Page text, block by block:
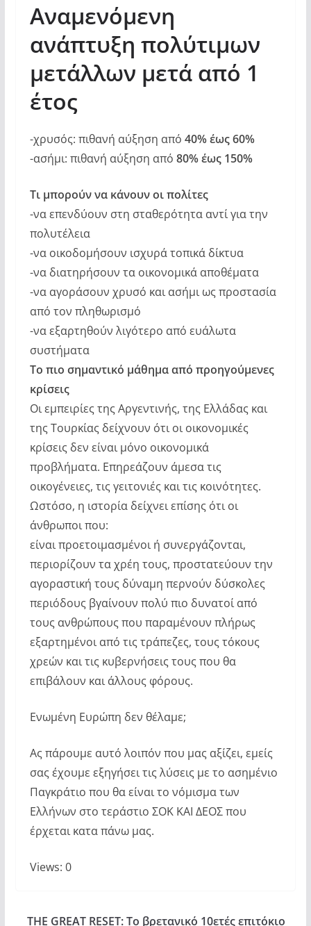
Αναμενόμενη
ανάπτυξη πολύτιμων
μετάλλων μετά από 1
έτος
-χρυσός: πιθανή αύξηση από 40% έως 60%
-ασήμι: πιθανή αύξηση από 80% έως 150%
Τι μπορούν να κάνουν οι πολίτες
-να επενδύουν στη σταθερότητα αντί για την
πολυτέλεια
-να οικοδομήσουν ισχυρά τοπικά δίκτυα
-να διατηρήσουν τα οικονομικά αποθέματα
-να αγοράσουν χρυσό και ασήμι ως προστασία
από τον πληθωρισμό
-να εξαρτηθούν λιγότερο από ευάλωτα
συστήματα
Το πιο σημαντικό μάθημα από προηγούμενες
κρίσεις
Οι εμπειρίες της Αργεντινής, της Ελλάδας και
της Τουρκίας δείχνουν ότι οι οικονομικές
κρίσεις δεν είναι μόνο οικονομικά
προβλήματα. Επηρεάζουν άμεσα τις
οικογένειες, τις γειτονιές και τις κοινότητες.
Ωστόσο, η ιστορία δείχνει επίσης ότι οι
άνθρωποι που:
είναι προετοιμασμένοι ή συνεργάζονται,
περιορίζουν τα χρέη τους, προστατεύουν την
αγοραστική τους δύναμη περνούν δύσκολες
περιόδους βγαίνουν πολύ πιο δυνατοί από
τους ανθρώπους που παραμένουν πλήρως
εξαρτημένοι από τις τράπεζες, τους τόκους
χρεών και τις κυβερνήσεις τους που θα
επιβάλουν και άλλους φόρους.
Ενωμένη Ευρώπη δεν θέλαμε;
Ας πάρουμε αυτό λοιπόν που μας αξίζει, εμείς
σας έχουμε εξηγήσει τις λύσεις με το ασημένιο
Παγκράτιο που θα είναι το νόμισμα των
Ελλήνων στο τεράστιο ΣΟΚ ΚΑΙ ΔΕΟΣ που
έρχεται κατα πάνω μας.
Views: 0
THE GREAT RESET: Το βρετανικό 10ετές επιτόκιο